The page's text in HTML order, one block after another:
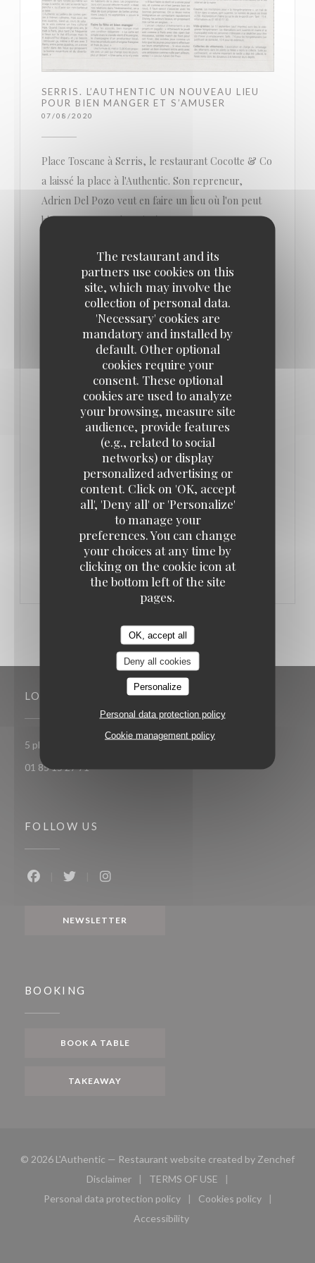
The restaurant and its
partners use cookies on this
site, which may involve the
collection of personal data.
'Necessary' cookies are
mandatory and installed by
default. Other optional
cookies require your
consent. These optional
cookies are used to analyze
your browsing, measure site
audience, provide features
(e.g., related to social
networks) or display
personalized advertising or
content. Click on 'OK, accept
all', 'Deny all' or 'Personalize'
to manage your
preferences. You can change
your choices at any time by
clicking on the cookie icon at
the bottom left of the site
pages.
OK, accept all
Deny all cookies
Personalize
Personal data protection policy
Cookie management policy
SERRIS. L’AUTHENTIC UN NOUVEAU LIEU
POUR BIEN MANGER ET S’AMUSER
07/08/2020
Place Toscane à Serris, le restaurant Cocotte & Co
a laissé la place à l'Authentic. Son repreneur,
Adrien Del Pozo veut en faire un lieu où l'on peut
bien manger et très animé.
Où sortir le soir, le week-end ? Au Val d’Europe,
sur la place Toscane, le petit nouveau tient à se
démarquer : on y mange bien et on s’y amusera
L’Authentic est né de la collaboration de deux
associés. Adrien Del Pozo, entrepreneur dans
l’informatique puis dans la location de salles, et
Olivier Souverain, traiteur depuis vingt ans et
partenaire de plusieurs restaurants parisiens.
Adrien Del Pozo réalise un rêve de jeunesse : créer
un lieu bon enfant, aux influences typiquement
françaises.
READ THE ARTICLE ((OPENS IN A NEW WINDOW))
LOCATION
5 place Toscane 77700 Serris-Val d'Europe((opens in a new
01 85 15 27 71
FOLLOW US
NEWSLETTER
BOOKING
BOOK A TABLE
TAKEAWAY
© 2026 L'Authentic — Restaurant website created by Zenchef
Disclaimer
((opens in a new window))
TERMS OF USE
((opens in a new window))
Personal data protection policy
((opens in a new window))
Cookies policy
((opens in a new
Accessibility
((opens in a new window))